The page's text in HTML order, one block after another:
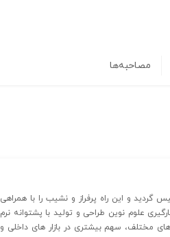
مصاحبه‌ها
مبلمان اداری تاسیس گردید و این راه پرفراز و نشیب را با همراهی
علوم نوین طراحی و تولید با پشتوانه نرم
های مختلف، سهم بیشتری در بازار های داخلی و